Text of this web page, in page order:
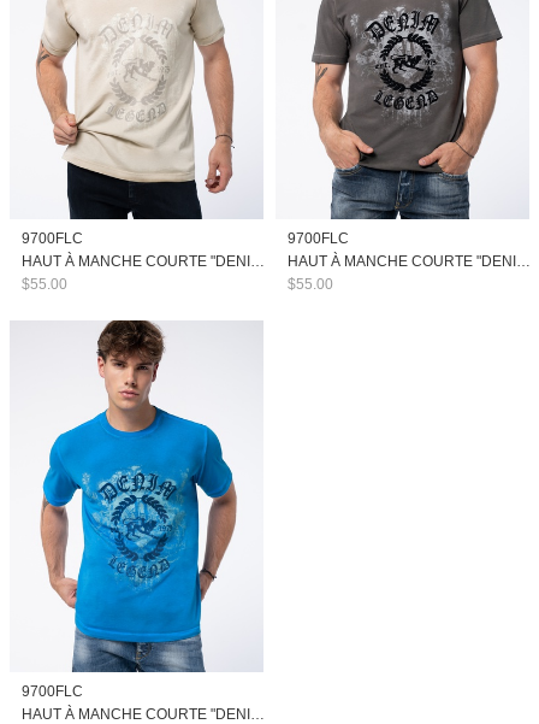
9700FLC
HAUT À MANCHE COURTE "DENIM LEGEND"
$55.00
9700FLC
HAUT À MANCHE COURTE "DENIM LEGEND"
$55.00
9700FLC
HAUT À MANCHE COURTE "DENIM LEGEND"